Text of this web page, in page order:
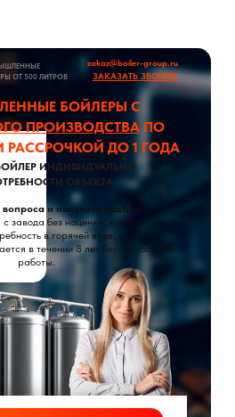
и получите подбор
с завода без наценки, который на
в горячей воде, с легкой
в течении 8 лет бесперебойной
работы.
БОЙЛЕРЫ С
ПРОИЗВОДСТВАПО
РАССРОЧКОЙ ДО 1 ГОДА
ИНДИВИДУАЛЬНО
ОБЪЕКТА
ОТ 500 ЛИТРОВ
zakaz@boiler-group.ru
ЗАКАЗАТЬ ЗВОНОК